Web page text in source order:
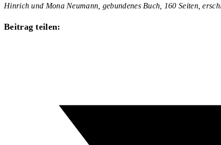
Hinrich und Mona Neumann, gebundenes Buch, 160 Seiten,
Beitrag teilen: